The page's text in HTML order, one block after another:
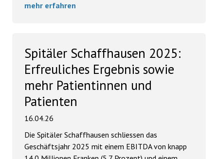
mehr erfahren
Spitäler Schaffhausen 2025:
Erfreuliches Ergebnis sowie
mehr Patientinnen und
Patienten
16.04.26
Die Spitäler Schaffhausen schliessen das
Geschäftsjahr 2025 mit einem EBITDA von knapp